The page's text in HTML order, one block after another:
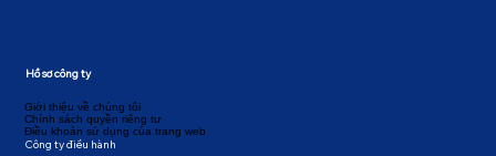
Giới thiệu về chúng tôi
Chính sách quyền riêng tư
Điều khoản sử dụng của trang web
Công ty điều hành
Hồ sơ công ty